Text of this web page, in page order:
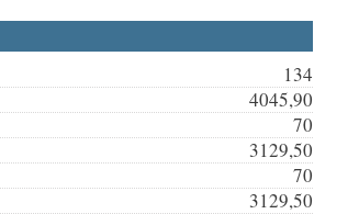
134
4045,90
70
3129,50
70
3129,50